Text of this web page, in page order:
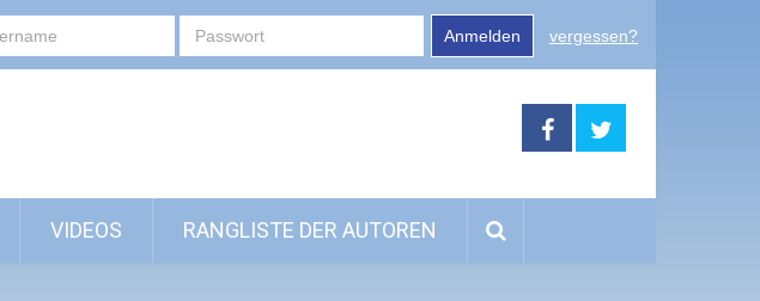
Anmelden vergessen?
VIDEOS RANGLISTE DER AUTOREN